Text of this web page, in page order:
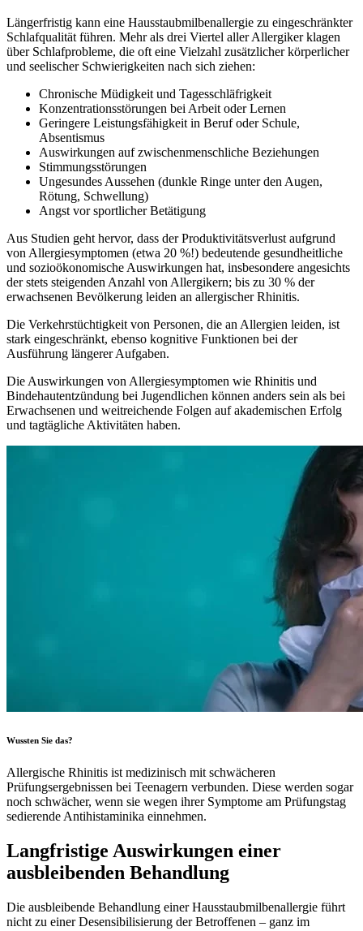
Längerfristig kann eine Hausstaubmilbenallergie zu eingeschränkter
Schlafqualität führen. Mehr als drei Viertel aller Allergiker klagen
über Schlafprobleme, die oft eine Vielzahl zusätzlicher körperlicher
und seelischer Schwierigkeiten nach sich ziehen:
Chronische Müdigkeit und Tagesschläfrigkeit
Konzentrationsstörungen bei Arbeit oder Lernen
Geringere Leistungsfähigkeit in Beruf oder Schule,
Absentismus
Auswirkungen auf zwischenmenschliche Beziehungen
Stimmungsstörungen
Ungesundes Aussehen (dunkle Ringe unter den Augen,
Rötung, Schwellung)
Angst vor sportlicher Betätigung
Aus Studien geht hervor, dass der Produktivitätsverlust aufgrund
von Allergiesymptomen (etwa 20 %!) bedeutende gesundheitliche
und sozioökonomische Auswirkungen hat, insbesondere angesichts
der stets steigenden Anzahl von Allergikern; bis zu 30 % der
erwachsenen Bevölkerung leiden an allergischer Rhinitis.
Die Verkehrstüchtigkeit von Personen, die an Allergien leiden, ist
stark eingeschränkt, ebenso kognitive Funktionen bei der
Ausführung längerer Aufgaben.
Die Auswirkungen von Allergiesymptomen wie Rhinitis und
Bindehautentzündung bei Jugendlichen können anders sein als bei
Erwachsenen und weitreichende Folgen auf akademischen Erfolg
und tagtägliche Aktivitäten haben.
Wussten Sie das?
Allergische Rhinitis ist medizinisch mit schwächeren
Prüfungsergebnissen bei Teenagern verbunden. Diese werden sogar
noch schwächer, wenn sie wegen ihrer Symptome am Prüfungstag
sedierende Antihistaminika einnehmen.
Langfristige Auswirkungen einer
ausbleibenden Behandlung
Die ausbleibende Behandlung einer Hausstaubmilbenallergie führt
nicht zu einer Desensibilisierung der Betroffenen – ganz im